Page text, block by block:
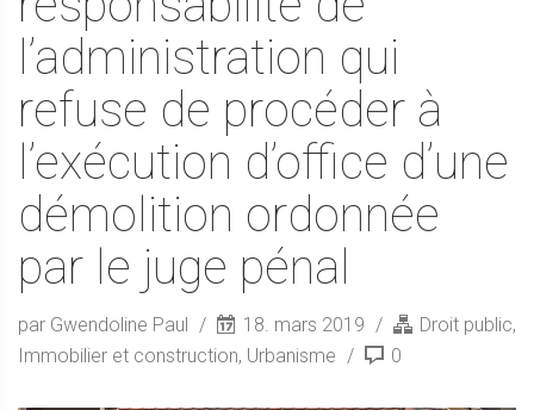
l’administration qui
refuse de procéder à
l’exécution d’office d’une
démolition ordonnée
par le juge pénal
par Gwendoline Paul 18. mars 2019 Droit public,
Immobilier et construction, Urbanisme 0